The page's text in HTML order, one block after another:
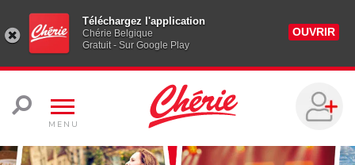
Téléchargez l'application
Chérie Belgique
Gratuit - Sur Google Play
OUVRIR
MENU